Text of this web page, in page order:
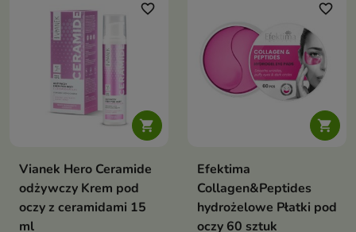
drobne zmarszczki
opuchliznę i drobne zmarszczki,
przywracając spojrzeniu
świeżość i promienny wygląd

favorite_border
Vianek Hero Ceramide
odżywczy Krem pod
oczy z ceramidami 15
ml

favorite_border
Efektima
Collagen&Peptides
hydrożelowe Płatki pod
oczy 60 sztuk